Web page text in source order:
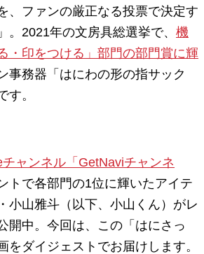
、ファンの厳正なる投票で決定す
。2021年の文房具総選挙で、 機
・印をつける」部門の部門賞に輝
事務器「はにわの形の指サック
す。
ャンネル「GetNaviチャンネ
トで各部門の1位に輝いたアイテ
小山雅斗（以下、小山くん）がレ
開中。今回は、この「はにさっ
をダイジェストでお届けします。